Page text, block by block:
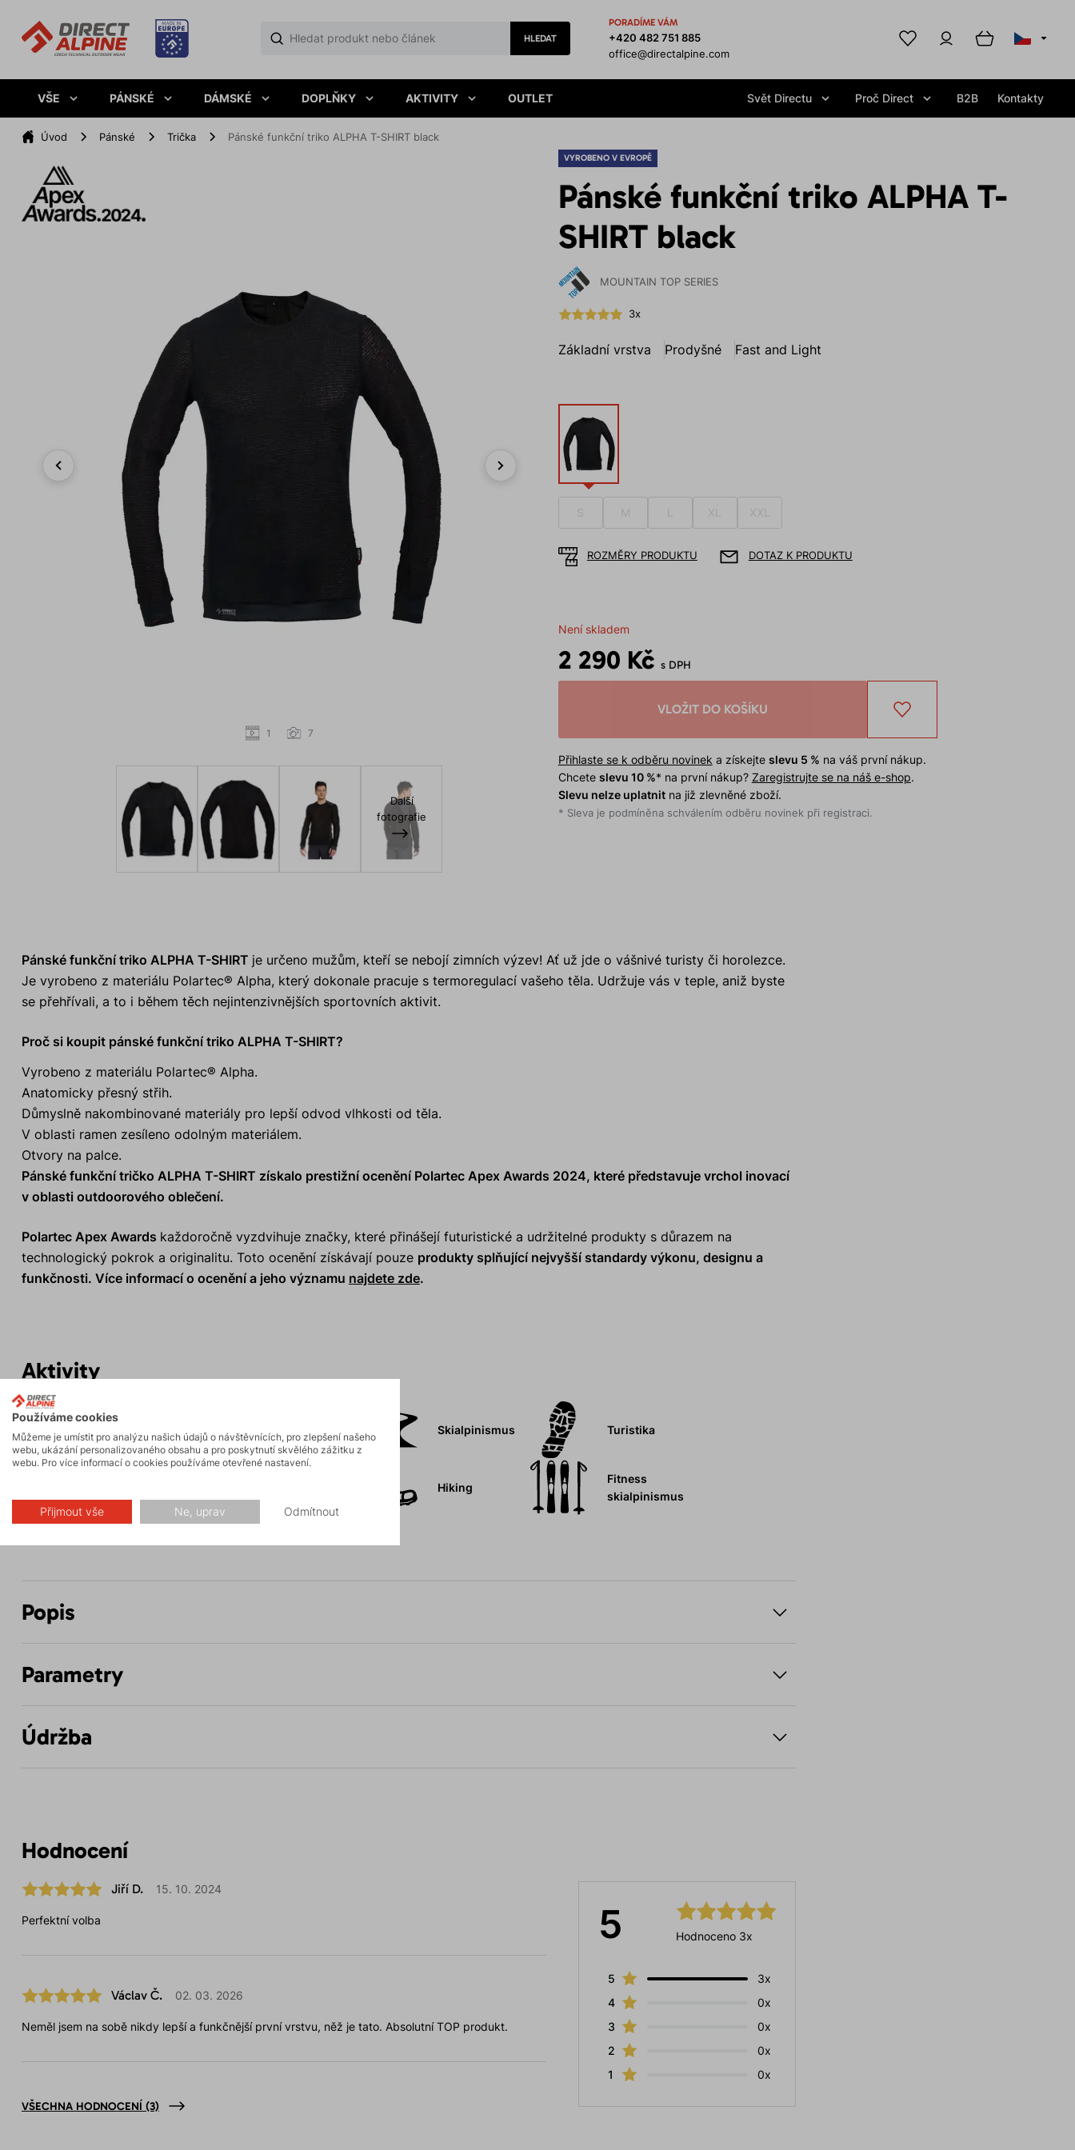
HLEDAT
PORADÍME VÁM
+420 482 751 885
office@directalpine.com
VŠE PÁNSKÉ DÁMSKÉ DOPLŇKY AKTIVITY OUTLET Svět Directu Proč Direct B2B Kontakty
Úvod Pánské Trička Pánské funkční triko ALPHA T-SHIRT black
VYROBENO V EVROPĚ
Pánské funkční triko ALPHA T-
SHIRT black
MOUNTAIN TOP SERIES
3x
Základní vrstva Prodyšné Fast and Light
1 7
Další
fotografie
S M XL XXL
ROZMĚRY PRODUKTU DOTAZ K PRODUKTU
Není skladem
2 290 Kč s DPH
VLOŽIT DO KOŠÍKU
Přihlaste se k odběru novinek a získejte slevu 5 % na váš první nákup.
Chcete slevu 10 %* na první nákup? Zaregistrujte se na náš e-shop.
Slevu nelze uplatnitna již zlevněné zboží.
* Sleva je podmíněna schválením odběru novinek při registraci.
Pánské funkční triko ALPHA T-SHIRT je určeno mužům, kteří se nebojí zimních výzev! Ať už jde o vášnivé turisty či horolezce.
Je vyrobeno z materiálu Polartec® Alpha, který dokonale pracuje s termoregulací vašeho těla. Udržuje vás v teple, aniž byste
se přehřívali, a to i během těch nejintenzivnějších sportovních aktivit.
Proč si koupit pánské funkční triko ALPHA T-SHIRT?
Vyrobeno z materiálu Polartec® Alpha.
Anatomicky přesný střih.
Důmyslně nakombinované materiály pro lepší odvod vlhkosti od těla.
V oblasti ramen zesíleno odolným materiálem.
Otvory na palce.
Pánské funkční tričko ALPHA T-SHIRT získalo prestižní ocenění Polartec Apex Awards 2024, které představuje vrchol inovací
v oblasti outdoorového oblečení.
Polartec Apex Awards každoročně vyzdvihuje značky, které přinášejí futuristické a udržitelné produkty s důrazem na
technologický pokrok a originalitu. Toto ocenění získávají pouze produkty splňující nejvyšší standardy výkonu, designu a
funkčnosti. Více informací o ocenění a jeho významu najdete zde.
Aktivity
Horské expedice Ledolezení Skialpinismus Turistika
Hiking
Fitness
skialpinismus
Popis
Parametry
Údržba
Hodnocení
5 Hodnoceno 3x
5
3x
4
0x
3
0x
2
0x
1
0x
Jiří D. 15. 10. 2024
Perfektní volba
Václav Č. 02. 03. 2026
Neměl jsem na sobě nikdy lepší a funkčnější první vrstvu, něž je tato. Absolutní TOP produkt.
VŠECHNA HODNOCENÍ (3)
Používáme cookies
Můžeme je umístit pro analýzu našich údajů o návštěvnících, pro zlepšení našeho
webu, ukázání personalizovaného obsahu a pro poskytnutí skvělého zážitku z
webu. Pro více informací o cookies používáme otevřené nastavení.
Přijmout vše Ne, uprav Odmítnout